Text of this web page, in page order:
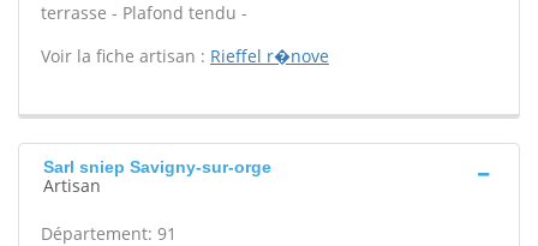
terrasse - Plafond tendu -
Voir la fiche artisan : Rieffel r�nove
Sarl sniep Savigny-sur-orge
Artisan
Département: 91